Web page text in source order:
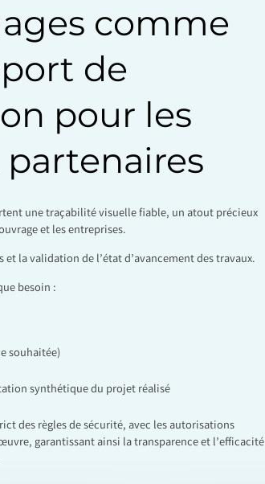
comme
de
pour les
partenaires
une traçabilité visuelle fiable, un atout précieux
et les entreprises.
la validation de l’état d’avancement des travaux.
besoin :
souhaitée)
synthétique du projet réalisé
des règles de sécurité, avec les autorisations
garantissant ainsi la transparence et l’efficacité